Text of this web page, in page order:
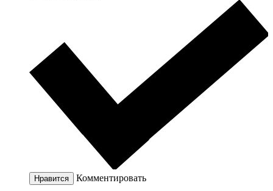
Нравится Комментировать